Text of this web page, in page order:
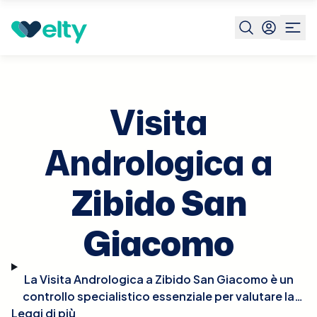
Prenota visita Zibido San Giacomo
Visita
Andrologica a
Zibido San
Giacomo
La Visita Andrologica a Zibido San Giacomo è un
controllo specialistico essenziale per valutare la
salute riproduttiva e sessuale maschile. Durante la
Leggi di più